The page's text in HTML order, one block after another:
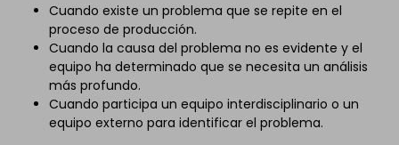
Cuando existe un problema que se repite en el
proceso de producción.
Cuando la causa del problema no es evidente y el
equipo ha determinado que se necesita un análisis
más profundo.
Cuando participa un equipo interdisciplinario o un
equipo externo para identificar el problema.